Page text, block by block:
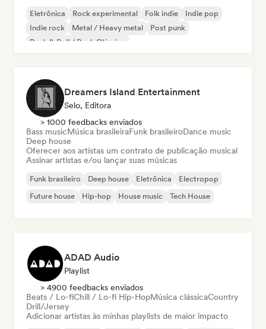
Eletrônica Rock experimental Folk indie
Indie pop
Indie rock
Metal / Heavy metal
Post punk
Rock & Roll / Rock Clássico
Dreamers Island Entertainment
Selo, Editora
> 1000 feedbacks enviados
Bass musicMúsica brasileiraFunk brasileiroDance music
Deep house
Oferecer aos artistas um contrato de publicação musical
Assinar artistas e/ou lançar suas músicas
Funk brasileiro Deep house Eletrônica
Electropop
Future house
Hip-hop House music Tech House
ADAD Audio
Playlist
> 4900 feedbacks enviados
Beats / Lo-fiChill / Lo-fi Hip-HopMúsica clássicaCountry
Drill/Jersey
Adicionar artistas às minhas playlists de maior impacto